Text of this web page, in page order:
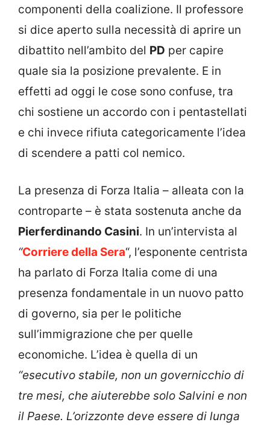
componenti della coalizione. Il professore
si dice aperto sulla necessità di aprire un
dibattito nell’ambito del PD per capire
quale sia la posizione prevalente. E in
effetti ad oggi le cose sono confuse, tra
chi sostiene un accordo con i pentastellati
e chi invece rifiuta categoricamente l’idea
di scendere a patti col nemico.
La presenza di Forza Italia – alleata con la
controparte – è stata sostenuta anche da
Pierferdinando Casini. In un’intervista al
“Corriere della Sera“, l’esponente centrista
ha parlato di Forza Italia come di una
presenza fondamentale in un nuovo patto
di governo, sia per le politiche
sull’immigrazione che per quelle
economiche. L’idea è quella di un
“esecutivo stabile, non un governicchio di
tre mesi, che aiuterebbe solo Salvini e non
il Paese. L’orizzonte deve essere di lunga